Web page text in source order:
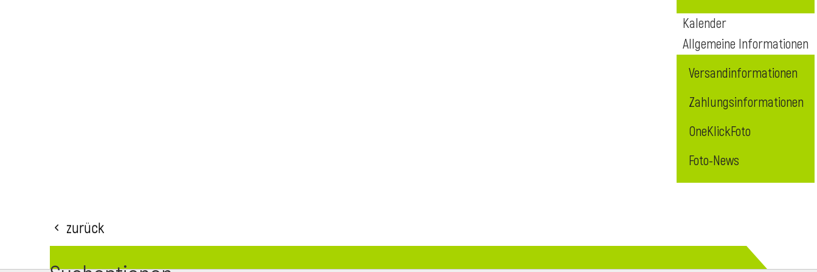
Kalender
Allgemeine Informationen
Versandinformationen
Zahlungsinformationen
OneKlickFoto
Foto-News
Zurück